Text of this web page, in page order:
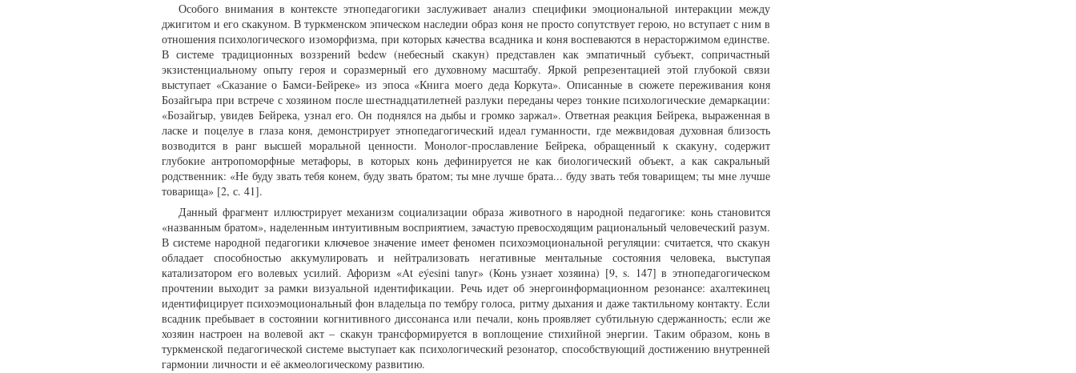
Особого внимания в контексте этнопедагогики заслуживает анализ специфики эмоциональной интеракции между
джигитом и его скакуном. В туркменском эпическом наследии образ коня не просто сопутствует герою, но вступает с ним в
отношения психологического изоморфизма, при которых качества всадника и коня воспеваются в нерасторжимом единстве.
В системе традиционных воззрений bedew (небесный скакун) представлен как эмпатичный субъект, сопричастный
экзистенциальному опыту героя и соразмерный его духовному масштабу. Яркой репрезентацией этой глубокой связи
выступает «Сказание о Бамси-Бейреке» из эпоса «Книга моего деда Коркута». Описанные в сюжете переживания коня
Бозайгыра при встрече с хозяином после шестнадцатилетней разлуки переданы через тонкие психологические демаркации:
«Бозайгыр, увидев Бейрека, узнал его. Он поднялся на дыбы и громко заржал». Ответная реакция Бейрека, выраженная в
ласке и поцелуе в глаза коня, демонстрирует этнопедагогический идеал гуманности, где межвидовая духовная близость
возводится в ранг высшей моральной ценности. Монолог-прославление Бейрека, обращенный к скакуну, содержит
глубокие антропоморфные метафоры, в которых конь дефинируется не как биологический объект, а как сакральный
родственник: «Не буду звать тебя конем, буду звать братом; ты мне лучше брата... буду звать тебя товарищем; ты мне лучше
товарища» [2, с. 41].
Данный фрагмент иллюстрирует механизм социализации образа животного в народной педагогике: конь становится
«названным братом», наделенным интуитивным восприятием, зачастую превосходящим рациональный человеческий разум.
В системе народной педагогики ключевое значение имеет феномен психоэмоциональной регуляции: считается, что скакун
обладает способностью аккумулировать и нейтрализовать негативные ментальные состояния человека, выступая
катализатором его волевых усилий. Афоризм «At eýesini tanyr» (Конь узнает хозяина) [9, s. 147] в этнопедагогическом
прочтении выходит за рамки визуальной идентификации. Речь идет об энергоинформационном резонансе: ахалтекинец
идентифицирует психоэмоциональный фон владельца по тембру голоса, ритму дыхания и даже тактильному контакту. Если
всадник пребывает в состоянии когнитивного диссонанса или печали, конь проявляет субтильную сдержанность; если же
хозяин настроен на волевой акт – скакун трансформируется в воплощение стихийной энергии. Таким образом, конь в
туркменской педагогической системе выступает как психологический резонатор, способствующий достижению внутренней
гармонии личности и её акмеологическому развитию.